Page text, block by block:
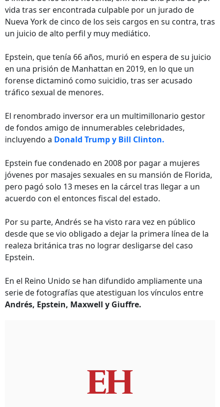
vida tras ser encontrada culpable por un jurado de
Nueva York de cinco de los seis cargos en su contra, tras
un juicio de alto perfil y muy mediático.
Epstein, que tenía 66 años, murió en espera de su juicio
en una prisión de Manhattan en 2019, en lo que un
forense dictaminó como suicidio, tras ser acusado
tráfico sexual de menores.
El renombrado inversor era un multimillonario gestor
de fondos amigo de innumerables celebridades,
incluyendo a Donald Trump y Bill Clinton.
Epstein fue condenado en 2008 por pagar a mujeres
jóvenes por masajes sexuales en su mansión de Florida,
pero pagó solo 13 meses en la cárcel tras llegar a un
acuerdo con el entonces fiscal del estado.
Por su parte, Andrés se ha visto rara vez en público
desde que se vio obligado a dejar la primera línea de la
realeza británica tras no lograr desligarse del caso
Epstein.
En el Reino Unido se han difundido ampliamente una
serie de fotografías que atestiguan los vínculos entre
Andrés, Epstein, Maxwell y Giuffre.